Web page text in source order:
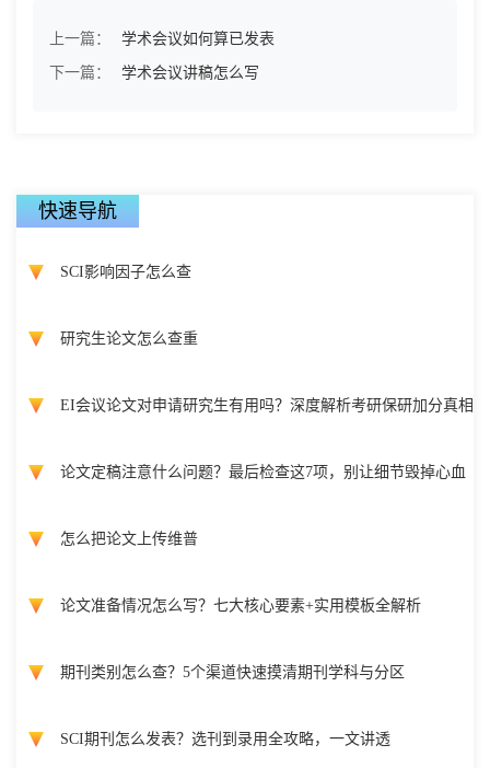
上一篇：
学术会议如何算已发表
下一篇：
学术会议讲稿怎么写
快速导航
SCI影响因子怎么查
研究生论文怎么查重
EI会议论文对申请研究生有用吗？深度解析考研保研加分真相
论文定稿注意什么问题？最后检查这7项，别让细节毁掉心血
怎么把论文上传维普
论文准备情况怎么写？七大核心要素+实用模板全解析
期刊类别怎么查？5个渠道快速摸清期刊学科与分区
SCI期刊怎么发表？选刊到录用全攻略，一文讲透